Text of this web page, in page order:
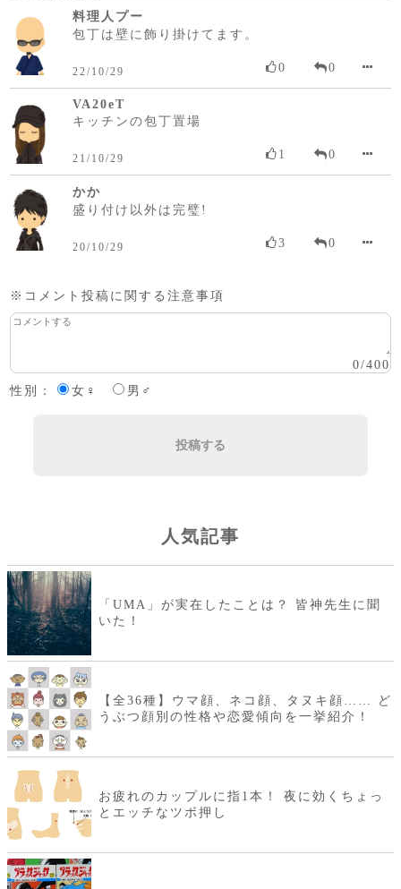
料理人プー
包丁は壁に飾り掛けてます。
22/10/29 0 0
VA20eT
キッチンの包丁置場
21/10/29 1 0
かか
盛り付け以外は完璧!
20/10/29 3 0
※コメント投稿に関する注意事項
0/400
性別：
女♀ 男♂
投稿する
人気記事
「UMA」が実在したことは？ 皆神先生に聞
いた！
【全36種】ウマ顔、ネコ顔、タヌキ顔…… ど
うぶつ顔別の性格や恋愛傾向を一挙紹介！
お疲れのカップルに指1本！ 夜に効くちょっ
とエッチなツボ押し